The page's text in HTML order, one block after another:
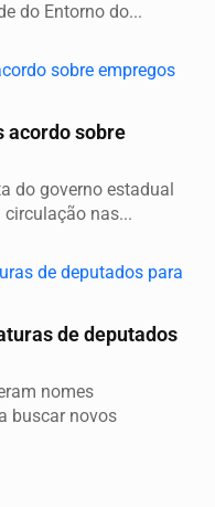
do Entorno do...
acordo sobre
do governo estadual
nas...
de deputados
nomes
buscar novos